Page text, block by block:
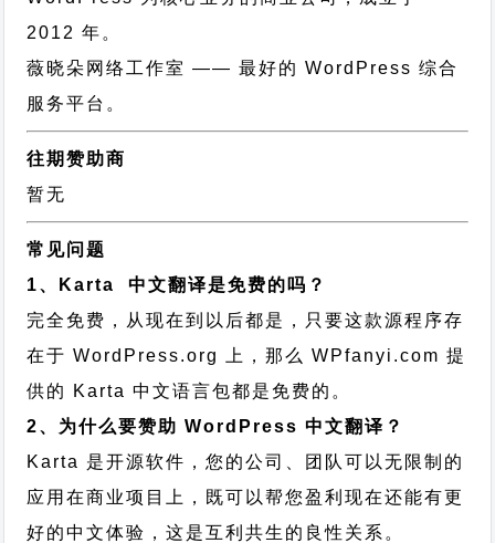
2012 年。
薇晓朵网络工作室 —— 最好的 WordPress 综合
服务平台。
往期赞助商
暂无
常见问题
1、Karta 中文翻译是免费的吗？
完全免费，从现在到以后都是，只要这款源程序存
在于 WordPress.org 上，那么 WPfanyi.com 提
供的 Karta 中文语言包都是免费的。
2、为什么要赞助 WordPress 中文翻译？
Karta 是开源软件，您的公司、团队可以无限制的
应用在商业项目上，既可以帮您盈利现在还能有更
好的中文体验，这是互利共生的良性关系。